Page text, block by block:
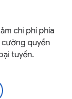
chi phí phía
cường quyền
tuyến.